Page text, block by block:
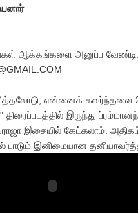
ஆக்கங்களை அனுப்ப
என்னைக் கவர்ந்தவை 2
திரைப்படத்தில் இருந்து
இசையில் கேட்கலாம்.
பாடும் இனிமையான